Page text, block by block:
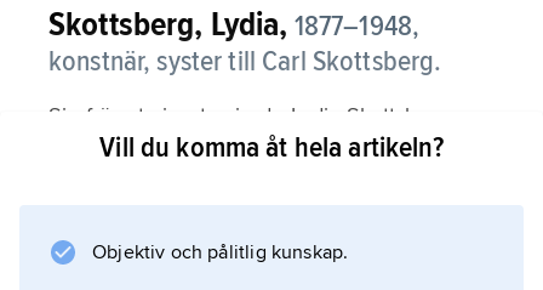
Skottsberg, Lydia, 1877–1948,
konstnär, syster till Carl Skottsberg.
Sin främsta insats gjorde Lydia Skottsberg
inom bokkonstens område, där hon förutom
och landskapsmåleri. Skottsbergs grafiska
Vill du komma åt hela artikeln?
Objektiv och pålitlig kunskap.